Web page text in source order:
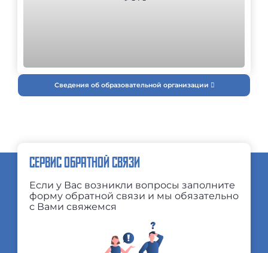
Сведения об образовательной организации
СЕРВИС ОБРАТНОЙ СВЯЗИ
Если у Вас возникли вопросы заполните
форму обратной связи и мы обязательно
с Вами свяжемся